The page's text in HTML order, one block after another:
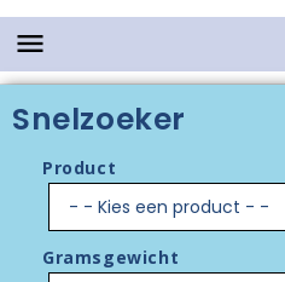

Snelzoeker
Product
Gramsgewicht